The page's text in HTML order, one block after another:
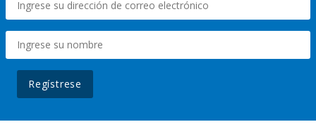
Regístrese